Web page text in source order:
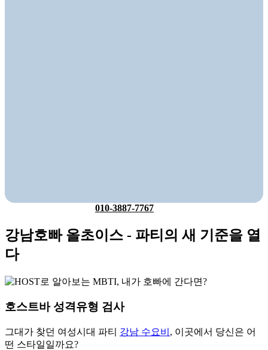
010-3887-7767
강남호빠 올초이스 - 파티의 새 기준을 열
다
호스트바 성격유형 검사
그대가 찾던 여성시대 파티 강남 수요비 , 이곳에서 당신은 어
떤 스타일일까요?